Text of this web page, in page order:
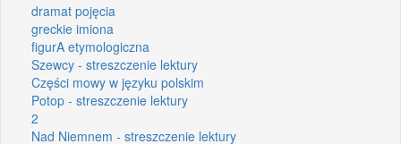
dramat pojęcia
greckie imiona
figurA etymologiczna
Szewcy - streszczenie lektury
Części mowy w języku polskim
Potop - streszczenie lektury
2
Nad Niemnem - streszczenie lektury